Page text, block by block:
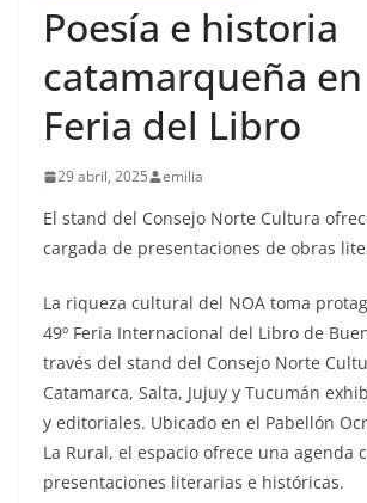
Poesía e historia
catamarqueña
Feria del Libro
29 abril, 2025 emilia
El stand del Consejo Norte Cultura
cargada de presentaciones de obras
La riqueza cultural del NOA toma
49º Feria Internacional del Libro de
través del stand del Consejo Norte
Catamarca, Salta, Jujuy y Tucumán
y editoriales. Ubicado en el Pabellón
La Rural, el espacio ofrece una agenda
presentaciones literarias e históricas.